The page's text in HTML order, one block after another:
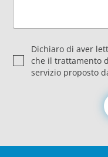
r
i
Dichiaro di aver
che il trattamento
servizio proposto